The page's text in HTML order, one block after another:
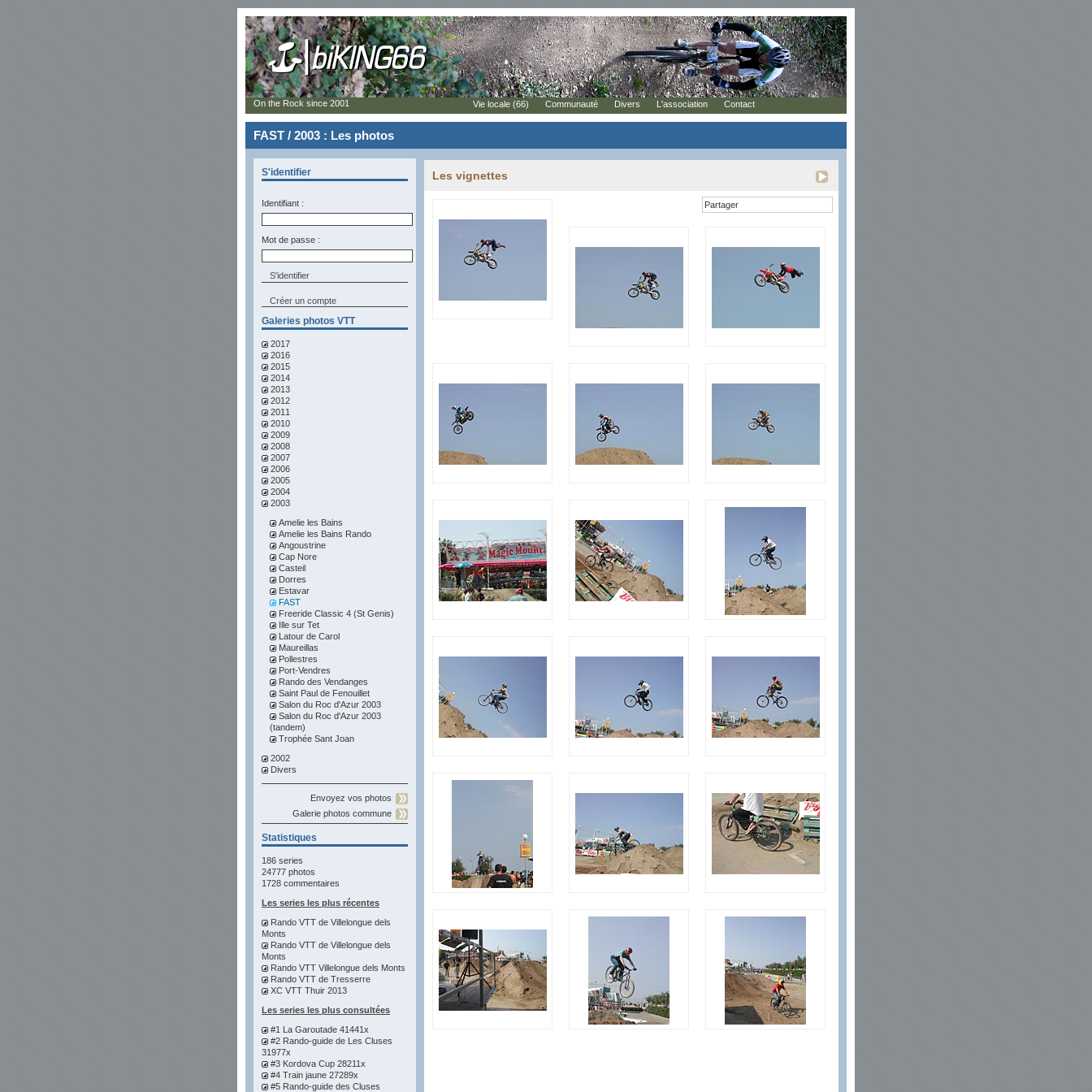
FAST / 2003 : Les photos
S'identifier
Identifiant :
Mot de passe :
Créer un compte
Galeries photos VTT
2017
2016
2015
2014
2013
2012
2011
2010
2009
2008
2007
2006
2005
2004
2003
Amelie les Bains
Amelie les Bains Rando
Angoustrine
Cap Nore
Casteil
Dorres
Estavar
FAST
Freeride Classic 4 (St Genis)
Ille sur Tet
Latour de Carol
Maureillas
Pollestres
Port-Vendres
Rando des Vendanges
Saint Paul de Fenouillet
Salon du Roc d'Azur 2003
Salon du Roc d'Azur 2003
(tandem)
Trophée Sant Joan
2002
Divers
Envoyez vos photos
Galerie photos commune
Statistiques
186 series
24777 photos
1728 commentaires
Les series les plus récentes
Rando VTT de Villelongue dels
Monts
Rando VTT de Villelongue dels
Monts
Rando VTT Villelongue dels Monts
Rando VTT de Tresserre
XC VTT Thuir 2013
Les series les plus consultées
#1 La Garoutade 41441x
#2 Rando-guide de Les Cluses
31977x
#3 Kordova Cup 28211x
#4 Train jaune 27289x
#5 Rando-guide des Cluses
Les vignettes
Partager
On the Rock since 2001 Vie locale (66) Communauté Divers L'association Contact